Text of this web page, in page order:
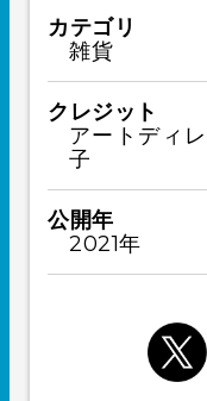
カテゴリ
雑貨
クレジット
アートディ
子
公開年
2021年